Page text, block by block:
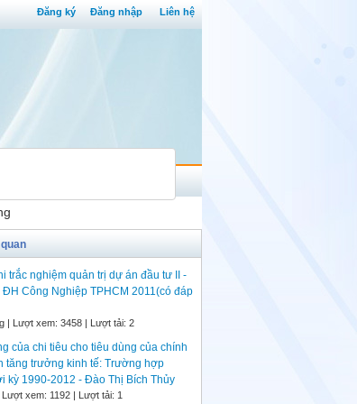
Đăng ký Đăng nhập Liên hệ
trắc nghiệm quản trị dự án đầu tư II -
Công Nghiệp TPHCM 2011(có đáp
| Lượt xem: 3458 | Lượt tải: 2
của chi tiêu cho tiêu dùng của chính
tăng trưởng kinh tế: Trường hợp
kỳ 1990-2012 - Đào Thị Bích Thủy
xem: 1192 | Lượt tải: 1